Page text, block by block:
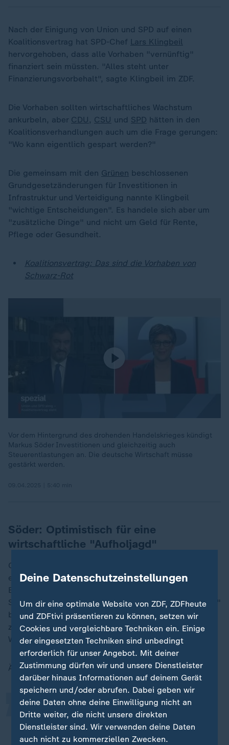
Nach der Einigung von Union und SPD auf einen
Koalitionsvertrag hat SPD-Chef Lars Klingbeil
hervorgehoben, dass alle Vorhaben "vernünftig"
finanziert sein müssten. "Alles steht unter
Finanzierungsvorbehalt", sagte Klingbeil im ZDF.
Die Vorhaben sollten wirtschaftliches Wachstum
ankurbeln, aber CDU , CSU und SPD hätten in den
Koalitionsverhandlungen auch um die Frage gerungen:
"Wo kann eigentlich gespart werden?"
Die gemeinsam mit den Grünen beschlossenen
Grundgesetzänderungen für Investitionen in
Infrastruktur und Verteidigung nannte Klingbeil
"wichtige Entscheidungen". Es handele sich aber um
"zusätzliche Dinge" und nicht um Geld für Rente,
Pflege oder Gesundheit.
Koalitionsvertrag: Das sind die Vorhaben von
Schwarz-Rot
Vor dem Hintergrund des drohenden Handelskrieges kündigt
Markus Söder Investitionen und gleichzeitig auch
Steuerentlastungen an. Die deutsche Wirtschaft müsse
gestärkt werden.
Söder: Optimistisch für eine
wirtschaftliche "Aufholjagd"
CSU-Chef
es werde Investitionen, aber auch steuerliche
Entlastungen geben. Dazu kämen eine massive
Senkung der Energiekosten und ein "Befreiungsschlag"
bei der Bürokratie. Er sei "optimistisch", dass
zumindest eine "Aufholjagd" starte, um die deutsche
Wirtschaft zu stärken.
Ähnlich wie Klingbeil betonte auch Söder:
Es wird kräftig gespart werden.
„
Markus Söder, CSU-Chef
Deine Datenschutzeinstellungen
Um dir eine optimale Website von ZDF, ZDFheute
und ZDFtivi präsentieren zu können, setzen wir
Cookies und vergleichbare Techniken ein. Einige
der eingesetzten Techniken sind unbedingt
erforderlich für unser Angebot. Mit deiner
Zustimmung dürfen wir und unsere Dienstleister
darüber hinaus Informationen auf deinem Gerät
speichern und/oder abrufen. Dabei geben wir
deine Daten ohne deine Einwilligung nicht an
Dritte weiter, die nicht unsere direkten
Dienstleister sind. Wir verwenden deine Daten
auch nicht zu kommerziellen Zwecken.